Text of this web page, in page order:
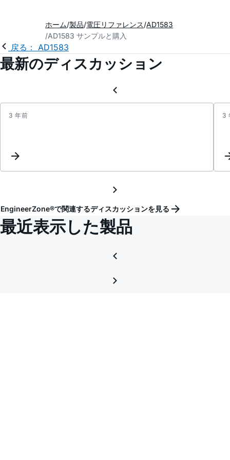
ホーム 製品 電圧リファレンス AD1583
AD1583 サンプルと購入
戻る： AD1583
最新のディスカッション
3 年前 3
EngineerZone®で関連するディスカッションを見る
最近表示した製品